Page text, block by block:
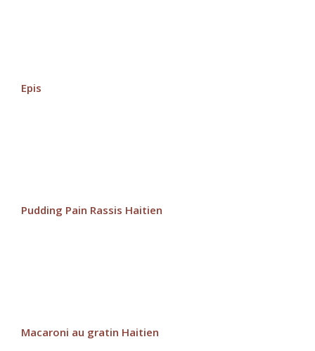
Epis
Pudding Pain Rassis Haitien
Macaroni au gratin Haitien